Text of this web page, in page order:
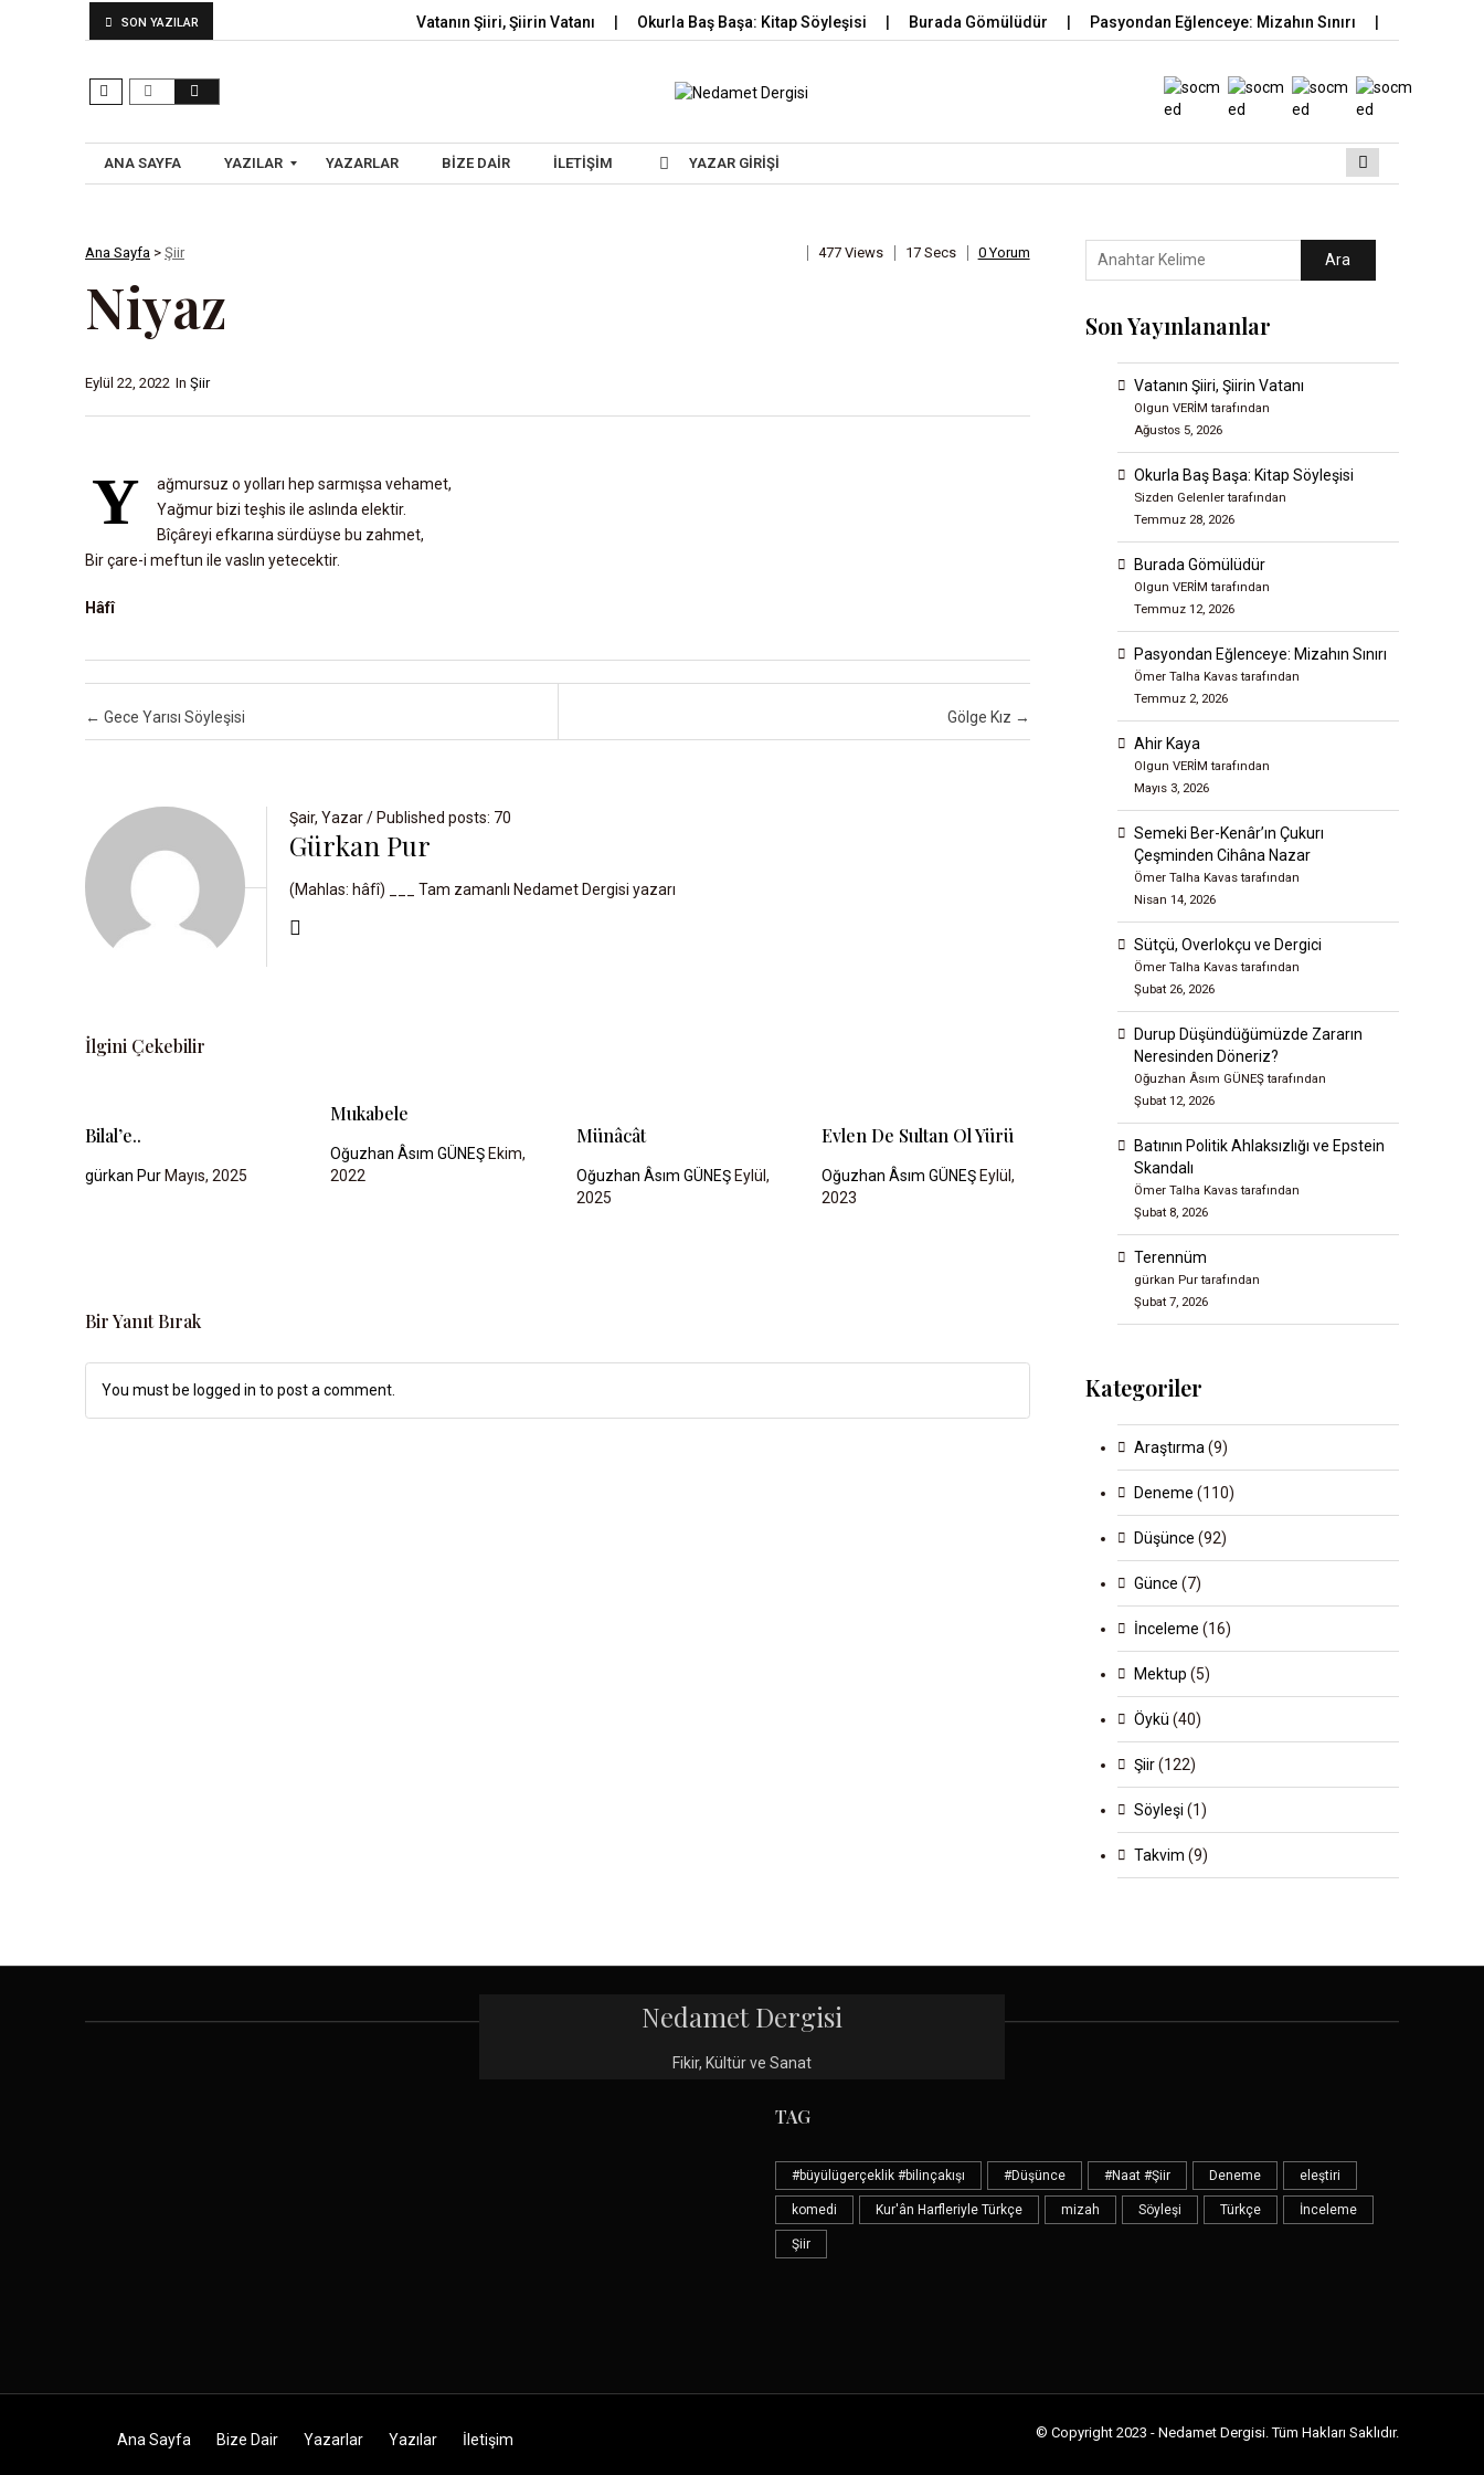
SON YAZILAR Vatanın Şiiri, Şiirin Vatanı Okurla Baş Başa: Kitap Söyleşisi Burada Gömülüdür Pasyondan Eğlenceye: Mizahın Sınırı
Skip to content
ANA SAYFA YAZILAR
A
A
D
E
E
C
YAZARLAR BIZE DAIR İLETIŞIM YAZAR GIRIŞI
Ana Sayfa > Şiir 477 Views 17 Secs 0 Yorum
Niyaz
In Şiir
Eylül 22, 2022
Y
ağmursuz o yolları hep sarmışsa vehamet,
Yağmur bizi teşhis ile aslında elektir.
Bîçâreyi efkarına sürdüyse bu zahmet,
Bir çare-i meftun ile vaslın yetecektir.
Hâfî
Post navigation
← Gece Yarısı Söyleşisi Gölge Kız →
Şair, Yazar / Published posts: 70
Gürkan Pur
(Mahlas: hâfî) ___ Tam zamanlı Nedamet Dergisi yazarı
İlgini Çekebilir
Bilal’e..
gürkan Pur Mayıs, 2025
Mukabele
Oğuzhan Âsım GÜNEŞ Ekim,
2022
Münâcât
Oğuzhan Âsım GÜNEŞEylül,
2025
Evlen De Sultan Ol Yürü
Oğuzhan Âsım GÜNEŞ Eylül,
2023
Bir Yanıt Bırak
You must be logged in to post a comment.
Ara
Son Yayınlananlar
Vatanın Şiiri, Şiirin Vatanı
Olgun VERİM tarafından
Ağustos 5, 2026
Okurla Baş Başa: Kitap Söyleşisi
Sizden Gelenler tarafından
Temmuz 28, 2026
Burada Gömülüdür
Olgun VERİM tarafından
Temmuz 12, 2026
Pasyondan Eğlenceye: Mizahın Sınırı
Ömer Talha Kavas tarafından
Temmuz 2, 2026
Ahir Kaya
Olgun VERİM tarafından
Mayıs 3, 2026
Semeki Ber-Kenâr’ın Çukurı
Çeşminden Cihâna Nazar
Ömer Talha Kavas tarafından
Nisan 14, 2026
Sütçü, Overlokçu ve Dergici
Ömer Talha Kavas tarafından
Şubat 26, 2026
Durup Düşündüğümüzde Zararın
Neresinden Döneriz?
Oğuzhan Âsım GÜNEŞ tarafından
Şubat 12, 2026
Batının Politik Ahlaksızlığı ve Epstein
Skandalı
Ömer Talha Kavas tarafından
Şubat 8, 2026
Terennüm
gürkan Pur tarafından
Şubat 7, 2026
Kategoriler
Araştırma (9)
Deneme (110)
Düşünce (92)
Günce (7)
İnceleme (16)
Mektup (5)
Öykü (40)
Şiir(122)
Söyleşi (1)
Takvim (9)
Nedamet Dergisi
Fikir, Kültür ve Sanat
TAG
#büyülügerçeklik #bilinçakışı #Düşünce #Naat #Şiir Deneme eleştiri
komedi Kur'ân Harfleriyle Türkçe mizah Söyleşi Türkçe İnceleme
Şiir
Skip to content
Ana Sayfa Bize Dair Yazarlar Yazılar İletişim © Copyright 2023 - Nedamet Dergisi. Tüm Hakları Saklıdır.